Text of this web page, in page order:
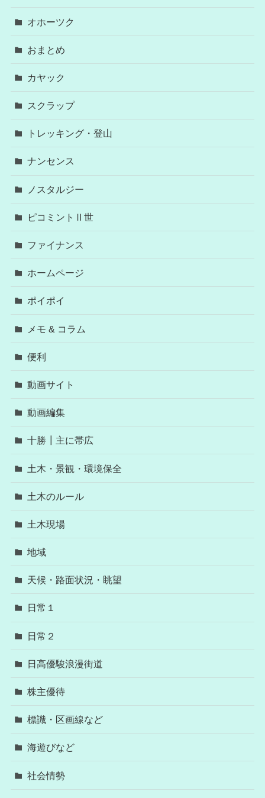
オホーツク
おまとめ
カヤック
スクラップ
トレッキング・登山
ナンセンス
ノスタルジー
ピコミントⅡ世
ファイナンス
ホームページ
ポイポイ
メモ & コラム
便利
動画サイト
動画編集
十勝┃主に帯広
土木・景観・環境保全
土木のルール
土木現場
地域
天候・路面状況・眺望
日常１
日常２
日高優駿浪漫街道
株主優待
標識・区画線など
海遊びなど
社会情勢